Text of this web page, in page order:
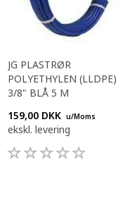
JG PLASTRØR
POLYETHYLEN (LLDPE)
3/8" BLÅ 5 M
159,00 DKK u/Moms
ekskl. levering